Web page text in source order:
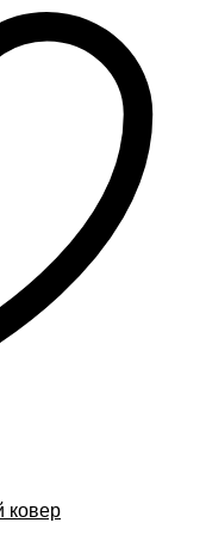
вариаций.
Опции
можно
выбрать
на
странице
товара.